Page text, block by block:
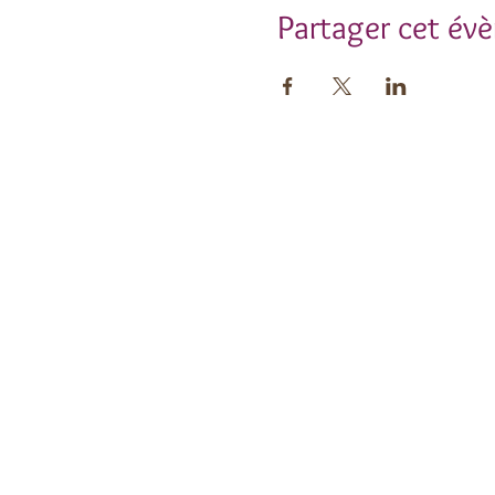
Partager cet